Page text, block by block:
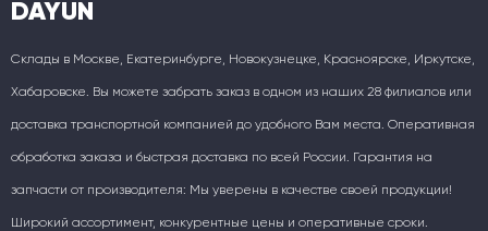
DAYUN
Склады в Москве, Екатеринбурге, Новокузнецке, Красноярске, Иркутске,
Хабаровске. Вы можете забрать заказ в одном из наших 28 филиалов или
доставка транспортной компанией до удобного Вам места. Оперативная
обработка заказа и быстрая доставка по всей России. Гарантия на
запчасти от производителя: Мы уверены в качестве своей продукции!
Широкий ассортимент, конкурентные цены и оперативные сроки.